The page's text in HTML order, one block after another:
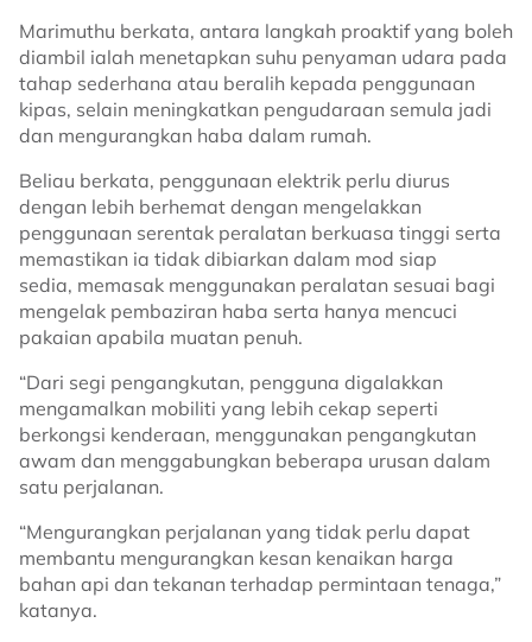
Marimuthu berkata, antara langkah proaktif yang boleh
diambil ialah menetapkan suhu penyaman udara pada
tahap sederhana atau beralih kepada penggunaan
kipas, selain meningkatkan pengudaraan semula jadi
dan mengurangkan haba dalam rumah.
Beliau berkata, penggunaan elektrik perlu diurus
dengan lebih berhemat dengan mengelakkan
penggunaan serentak peralatan berkuasa tinggi serta
memastikan ia tidak dibiarkan dalam mod siap
sedia, memasak menggunakan peralatan sesuai bagi
mengelak pembaziran haba serta hanya mencuci
pakaian apabila muatan penuh.
“Dari segi pengangkutan, pengguna digalakkan
mengamalkan mobiliti yang lebih cekap seperti
berkongsi kenderaan, menggunakan pengangkutan
awam dan menggabungkan beberapa urusan dalam
satu perjalanan.
“Mengurangkan perjalanan yang tidak perlu dapat
membantu mengurangkan kesan kenaikan harga
bahan api dan tekanan terhadap permintaan tenaga,”
katanya.